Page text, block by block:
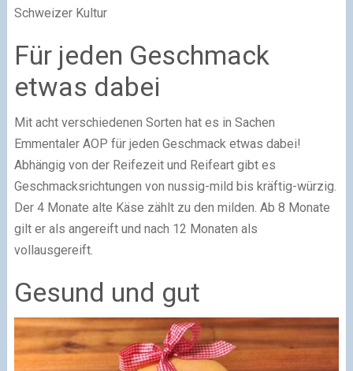
Schweizer Kultur
Für jeden Geschmack
etwas dabei
Mit acht verschiedenen Sorten hat es in Sachen
Emmentaler AOP für jeden Geschmack etwas dabei!
Abhängig von der Reifezeit und Reifeart gibt es
Geschmacksrichtungen von nussig-mild bis kräftig-würzig.
Der 4 Monate alte Käse zählt zu den milden. Ab 8 Monate
gilt er als angereift und nach 12 Monaten als
vollausgereift.
Gesund und gut